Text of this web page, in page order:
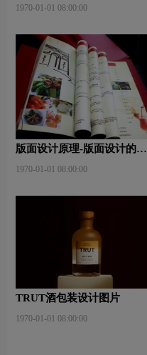
用？
1970-01-01 08:00:00
版面设计原理-版面设计的原
1970-01-01 08:00:00
TRUT酒包装设计图片
1970-01-01 08:00:00